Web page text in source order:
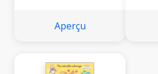
Aperçu